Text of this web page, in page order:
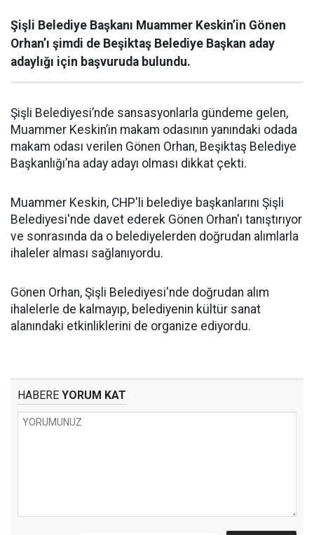
Şişli Belediye Başkanı Muammer Keskin’in Gönen
Orhan’ı şimdi de Beşiktaş Belediye Başkan aday
adaylığı için başvuruda bulundu.
Şişli Belediyesi’nde sansasyonlarla gündeme gelen,
Muammer Keskin’in makam odasının yanındaki odada
makam odası verilen Gönen Orhan, Beşiktaş Belediye
Başkanlığı’na aday adayı olması dikkat çekti.
Muammer Keskin, CHP'li belediye başkanlarını Şişli
Belediyesi'nde davet ederek Gönen Orhan'ı tanıştırıyor
ve sonrasında da o belediyelerden doğrudan alımlarla
ihaleler alması sağlanıyordu.
Gönen Orhan, Şişli Belediyesi'nde doğrudan alım
ihalelerle de kalmayıp, belediyenin kültür sanat
alanındaki etkinliklerini de organize ediyordu.
HABERE YORUM KAT